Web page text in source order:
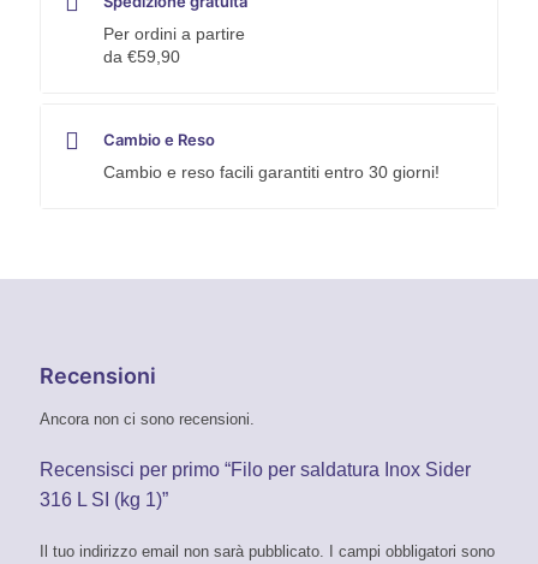
Per ordini a partire
da €59,90
Cambio e Reso
Cambio e reso facili garantiti entro 30 giorni!
Recensioni
Ancora non ci sono recensioni.
Recensisci per primo “Filo per saldatura Inox Sider
316 L SI (kg 1)”
Il tuo indirizzo email non sarà pubblicato.
I campi obbligatori sono